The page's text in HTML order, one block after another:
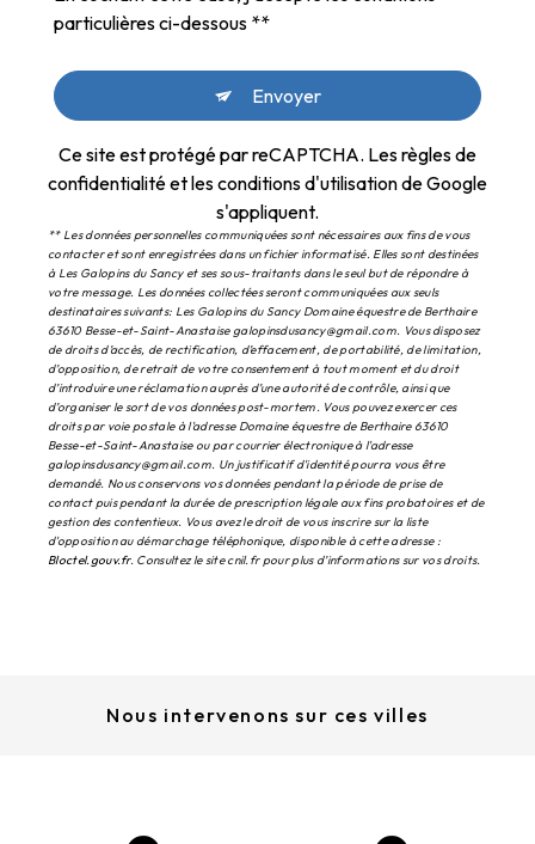
particulières ci-dessous **
Envoyer
Ce site est protégé par reCAPTCHA. Lesrègles de
confidentialitéet lesconditions d'utilisationde Google
s'appliquent.
** Les données personnelles communiquées sont nécessaires aux fins de vous
contacter et sont enregistrées dans un fichier informatisé. Elles sont destinées
à Les Galopins du Sancy et ses sous-traitants dans le seul but de répondre à
votre message. Les données collectées seront communiquées aux seuls
destinataires suivants: Les Galopins du Sancy Domaine équestre de Berthaire
63610 Besse-et-Saint-Anastaise galopinsdusancy@gmail.com. Vous disposez
de droits d’accès, de rectification, d’effacement, de portabilité, de limitation,
d’opposition, de retrait de votre consentement à tout moment et du droit
d’introduire une réclamation auprès d’une autorité de contrôle, ainsi que
d’organiser le sort de vos données post-mortem. Vous pouvez exercer ces
droits par voie postale à l'adresse Domaine équestre de Berthaire 63610
Besse-et-Saint-Anastaise ou par courrier électronique à l'adresse
galopinsdusancy@gmail.com. Un justificatif d'identité pourra vous être
demandé. Nous conservons vos données pendant la période de prise de
contact puis pendant la durée de prescription légale aux fins probatoires et de
gestion des contentieux. Vous avez le droit de vous inscrire sur la liste
d'opposition au démarchage téléphonique, disponible à cette adresse :
Bloctel.gouv.fr. Consultez le site cnil.fr pour plus d’informations sur vos droits.
Nous intervenons sur ces villes